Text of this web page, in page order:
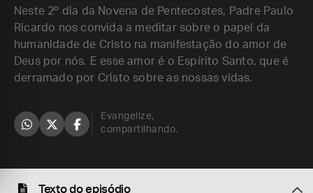
Neste 2º dia da Novena de Pentecostes, Padre Paulo
Ricardo nos convida a meditar sobre o papel da
humanidade de Cristo na manifestação do amor de
Deus por nós. E esse amor é o Espírito Santo, que é
derramado por Cristo sobre as nossas vidas.
Evangelize,
compartilhando.
Texto do episódio